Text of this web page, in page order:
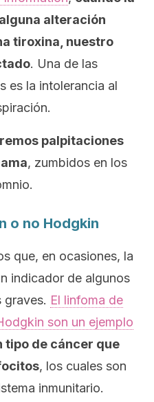
alteración
tiroxina, nuestro
. Una de las
es la intolerancia al
palpitaciones
, zumbidos en los
o no Hodgkin
que, en ocasiones, la
indicador de algunos
graves. El linfoma de
son un ejemplo
tipo de cáncer que
, los cuales son
inmunitario.